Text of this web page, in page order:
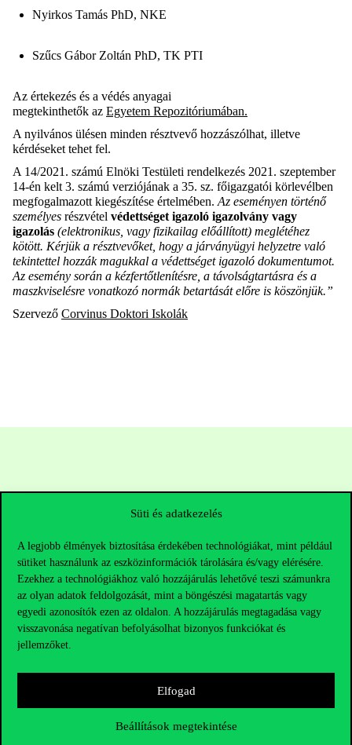
Süti és adatkezelés
A legjobb élmények biztosítása érdekében technológiákat, mint például
sütiket használunk az eszközinformációk tárolására és/vagy elérésére.
Ezekhez a technológiákhoz való hozzájárulás lehetővé teszi számunkra
az olyan adatok feldolgozását, mint a böngészési magatartás vagy
egyedi azonosítók ezen az oldalon. A hozzájárulás megtagadása vagy
visszavonása negatívan befolyásolhat bizonyos funkciókat és
jellemzőket.
Elfogad
Beállítások megtekintése
Nyirkos Tamás PhD, NKE
Szűcs Gábor Zoltán PhD, TK PTI
Az értekezés és a védés anyagai
megtekinthetők az Egyetem Repozitóriumában.
A nyilvános ülésen minden résztvevő hozzászólhat, illetve
kérdéseket tehet fel.
A 14/2021. számú Elnöki Testületi rendelkezés 2021. szeptember
14-én kelt 3. számú verziójának a 35. sz. főigazgatói körlevélben
megfogalmazott kiegészítése értelmében. Az eseményen történő
személyes részvétel védettséget igazoló igazolvány vagy
igazolás (elektronikus, vagy fizikailag előállított) meglétéhez
kötött. Kérjük a résztvevőket, hogy a járványügyi helyzetre való
tekintettel hozzák magukkal a védettséget igazoló dokumentumot.
Az esemény során a kézfertőtlenítésre, a távolságtartásra és a
maszkviselésre vonatkozó normák betartását előre is köszönjük.”
Szervező Corvinus Doktori Iskolák
Elérhetőségek
Telefonszám:
Kérdésed van a felvételivel kapcsolatban?
Oktatói elérhetőségek